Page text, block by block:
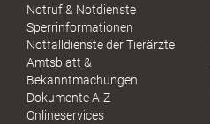
Notruf & Notdienste
Sperrinformationen
Notfalldienste der Tierärzte
Amtsblatt &
Bekanntmachungen
Dokumente A-Z
Onlineservices